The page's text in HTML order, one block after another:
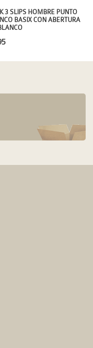
3 SLIPS HOMBRE PUNTO
BASIX CON ABERTURA